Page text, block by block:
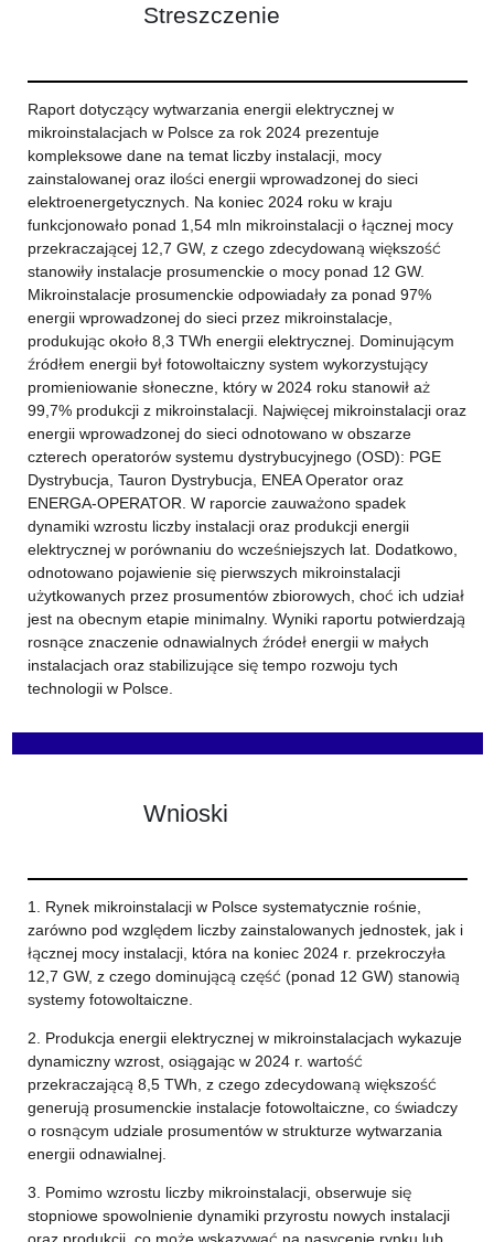
Streszczenie
Raport dotyczący wytwarzania energii elektrycznej w
mikroinstalacjach w Polsce za rok 2024 prezentuje
kompleksowe dane na temat liczby instalacji, mocy
zainstalowanej oraz ilości energii wprowadzonej do sieci
elektroenergetycznych. Na koniec 2024 roku w kraju
funkcjonowało ponad 1,54 mln mikroinstalacji o łącznej mocy
przekraczającej 12,7 GW, z czego zdecydowaną większość
stanowiły instalacje prosumenckie o mocy ponad 12 GW.
Mikroinstalacje prosumenckie odpowiadały za ponad 97%
energii wprowadzonej do sieci przez mikroinstalacje,
produkując około 8,3 TWh energii elektrycznej. Dominującym
źródłem energii był fotowoltaiczny system wykorzystujący
promieniowanie słoneczne, który w 2024 roku stanowił aż
99,7% produkcji z mikroinstalacji. Najwięcej mikroinstalacji oraz
energii wprowadzonej do sieci odnotowano w obszarze
czterech operatorów systemu dystrybucyjnego (OSD): PGE
Dystrybucja, Tauron Dystrybucja, ENEA Operator oraz
ENERGA-OPERATOR. W raporcie zauważono spadek
dynamiki wzrostu liczby instalacji oraz produkcji energii
elektrycznej w porównaniu do wcześniejszych lat. Dodatkowo,
odnotowano pojawienie się pierwszych mikroinstalacji
użytkowanych przez prosumentów zbiorowych, choć ich udział
jest na obecnym etapie minimalny. Wyniki raportu potwierdzają
rosnące znaczenie odnawialnych źródeł energii w małych
instalacjach oraz stabilizujące się tempo rozwoju tych
technologii w Polsce.
Wnioski
1. Rynek mikroinstalacji w Polsce systematycznie rośnie,
zarówno pod względem liczby zainstalowanych jednostek, jak i
łącznej mocy instalacji, która na koniec 2024 r. przekroczyła
12,7 GW, z czego dominującą część (ponad 12 GW) stanowią
systemy fotowoltaiczne.
2. Produkcja energii elektrycznej w mikroinstalacjach wykazuje
dynamiczny wzrost, osiągając w 2024 r. wartość
przekraczającą 8,5 TWh, z czego zdecydowaną większość
generują prosumenckie instalacje fotowoltaiczne, co świadczy
o rosnącym udziale prosumentów w strukturze wytwarzania
energii odnawialnej.
3. Pomimo wzrostu liczby mikroinstalacji, obserwuje się
stopniowe spowolnienie dynamiki przyrostu nowych instalacji